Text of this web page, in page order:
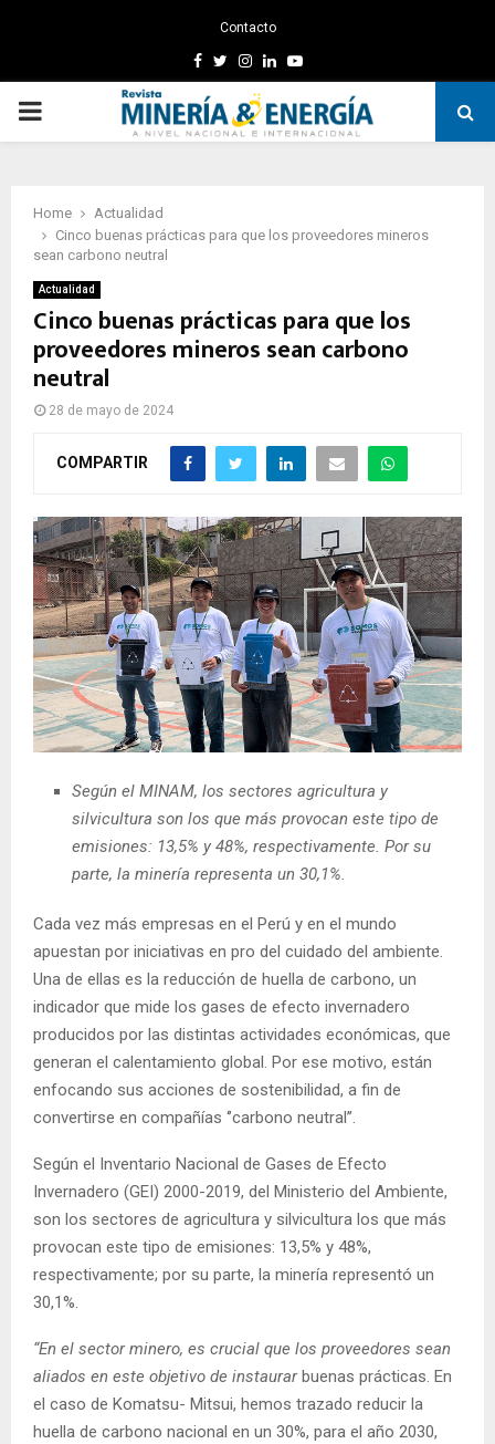
Contacto
Facebook
TwitterInstagram
LinkedinYoutube
PRIMARY
Home
Actualidad
Cinco buenas prácticas para que los proveedores mineros
sean carbono neutral
Actualidad
Cinco buenas prácticas para que los
proveedores mineros sean carbono
neutral
28 de mayo de 2024
COMPARTIR
Según el MINAM, los sectores agricultura y
silvicultura son los que más provocan este tipo de
emisiones: 13,5% y 48%, respectivamente. Por su
parte, la minería representa un 30,1%.
Cada vez más empresas en el Perú y en el mundo
apuestan por iniciativas en pro del cuidado del ambiente.
Una de ellas es la reducción de huella de carbono, un
indicador que mide los gases de efecto invernadero
producidos por las distintas actividades económicas, que
generan el calentamiento global. Por ese motivo, están
enfocando sus acciones de sostenibilidad, a fin de
convertirse en compañías ‘’carbono neutral’’.
Según el Inventario Nacional de Gases de Efecto
Invernadero (GEI) 2000-2019, del Ministerio del Ambiente,
son los sectores de agricultura y silvicultura los que más
provocan este tipo de emisiones: 13,5% y 48%,
respectivamente; por su parte, la minería representó un
30,1%.
“En el sector minero, es crucial que los proveedores sean
aliados en este objetivo de instaurarbuenas prácticas. En
el caso de Komatsu- Mitsui, hemos trazado reducir la
huella de carbono nacional en un 30%, para el año 2030,